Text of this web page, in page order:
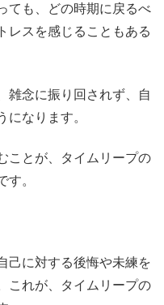
ても、どの時期に戻るべ
レスを感じることもある
雑念に振り回されず、自
になります。
ことが、タイムリープの
す。
己に対する後悔や未練を
これが、タイムリープの